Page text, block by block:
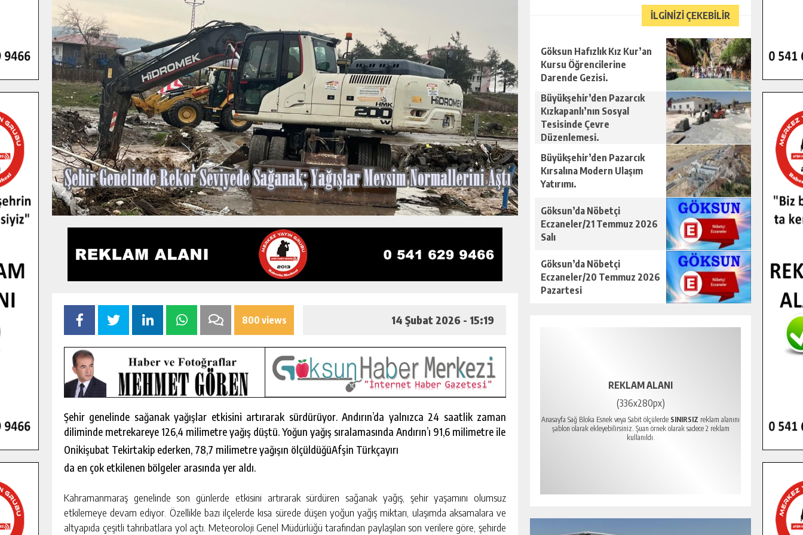
800 views 14 Şubat 2026 - 15:19
Şehir genelinde sağanak yağışlar etkisini artırarak sürdürüyor. Andırın’da yalnızca 24 saatlik zaman
diliminde metrekareye 126,4 milimetre yağış düştü. Yoğun yağış sıralamasında Andırın’ı 91,6 milimetre ile
Onikişubat Tekirtakip ederken, 78,7 milimetre yağışın ölçüldüğüAfşin Türkçayırı
da en çok etkilenen bölgeler arasında yer aldı.
Kahramanmaraş genelinde son günlerde etkisini artırarak sürdüren sağanak yağış, şehir yaşamını olumsuz
etkilemeye devam ediyor. Özellikle bazı ilçelerde kısa sürede düşen yoğun yağış miktarı, ulaşımda aksamalara ve
altyapıda çeşitli tahribatlara yol açtı. Meteoroloji Genel Müdürlüğü tarafından paylaşılan son verilere göre, şehirde
İLGİNİZİ ÇEKEBİLİR
Göksun Hafızlık Kız Kur’an
Kursu Öğrencilerine
Darende Gezisi.
Büyükşehir’den Pazarcık
Kızkapanlı’nın Sosyal
Tesisinde Çevre
Düzenlemesi.
Büyükşehir’den Pazarcık
Kırsalına Modern Ulaşım
Yatırımı.
Göksun’da Nöbetçi
Eczaneler/21 Temmuz 2026
Salı
Göksun’da Nöbetçi
Eczaneler/20 Temmuz 2026
Pazartesi
REKLAM ALANI
(336x280px)
Anasayfa Sağ Bloka Esnek veya Sabit ölçülerde SINIRSIZ reklam alanını
şablon olarak ekleyebilirsiniz. Şuan örnek olarak sadece 2 reklam
kullanıldı.